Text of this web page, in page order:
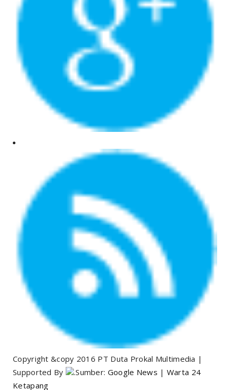
Copyright &copy 2016 PT Duta Prokal Multimedia |
Supported By
.Sumber: Google News | Warta 24
Ketapang